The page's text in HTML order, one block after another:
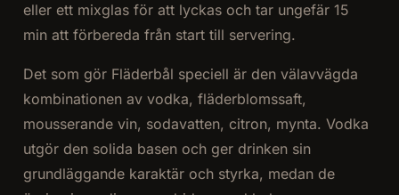
eller ett mixglas för att lyckas och tar ungefär 15
min att förbereda från start till servering.
Det som gör Fläderbål speciell är den välavvägda
kombinationen av vodka, fläderblomssaft,
mousserande vin, sodavatten, citron, mynta. Vodka
utgör den solida basen och ger drinken sin
grundläggande karaktär och styrka, medan de